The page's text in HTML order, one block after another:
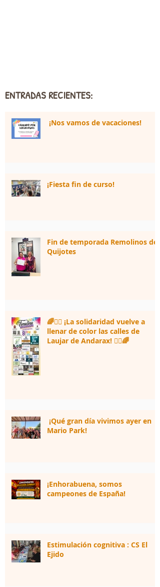
ENTRADAS RECIENTES:
¡Nos vamos de vacaciones!
¡Fiesta fin de curso!
Fin de temporada Remolinos de
Quijotes
🌈🏃‍♀️ ¡La solidaridad vuelve a
llenar de color las calles de
Laujar de Andarax! 🏃‍♂️🌈
¡Qué gran día vivimos ayer en
Mario Park!
¡Enhorabuena, somos
campeones de España!
Estimulación cognitiva : CS El
Ejido